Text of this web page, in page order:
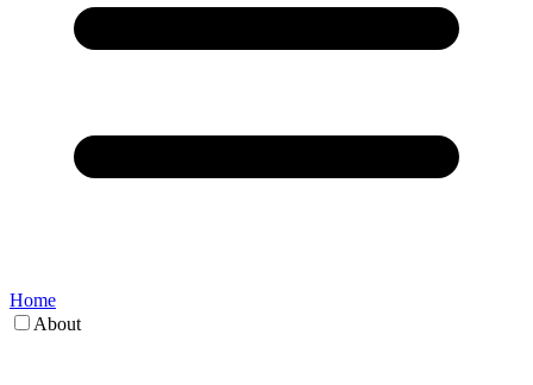
Home
About